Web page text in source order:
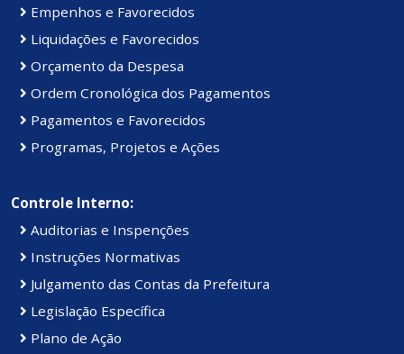
Empenhos e Favorecidos
Liquidações e Favorecidos
Orçamento da Despesa
Ordem Cronológica dos Pagamentos
Pagamentos e Favorecidos
Programas, Projetos e Ações
Controle Interno:
Auditorias e Inspenções
Instruções Normativas
Julgamento das Contas da Prefeitura
Legislação Específica
Plano de Ação